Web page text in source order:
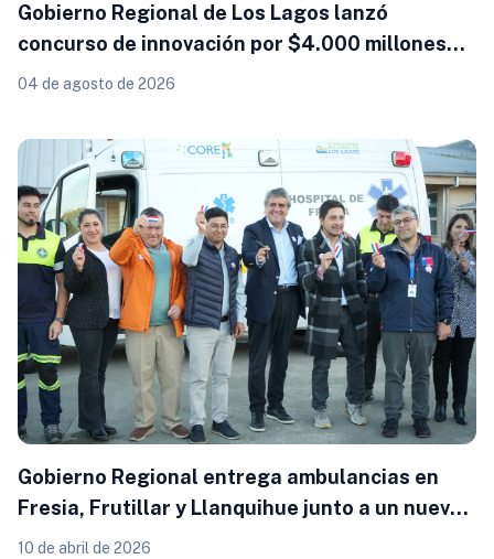
Gobierno Regional de Los Lagos lanzó
concurso de innovación por $4.000 millones
para resolver brechas productivas del
04 de agosto de 2026
Gobierno Regional entrega ambulancias en
Fresia, Frutillar y Llanquihue junto a un nuevo
mamógrafo
10 de abril de 2026